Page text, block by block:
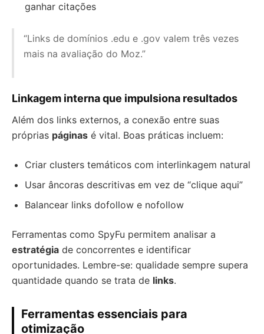
ganhar citações
“Links de domínios .edu e .gov valem três vezes
mais na avaliação do Moz.”
Linkagem interna que impulsiona resultados
Além dos links externos, a conexão entre suas
próprias páginas é vital. Boas práticas incluem:
Criar clusters temáticos com interlinkagem natural
Usar âncoras descritivas em vez de “clique aqui”
Balancear links dofollow e nofollow
Ferramentas como SpyFu permitem analisar a
estratégia de concorrentes e identificar
oportunidades. Lembre-se: qualidade sempre supera
quantidade quando se trata de links.
Ferramentas essenciais para
otimização